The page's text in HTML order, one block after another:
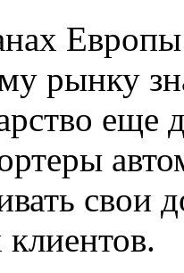
Европы
рынку
еще
свои